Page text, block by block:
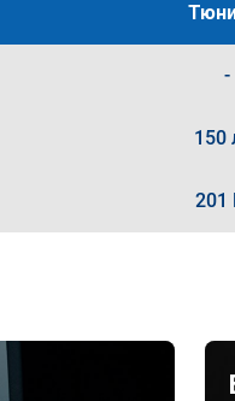
-
150
201